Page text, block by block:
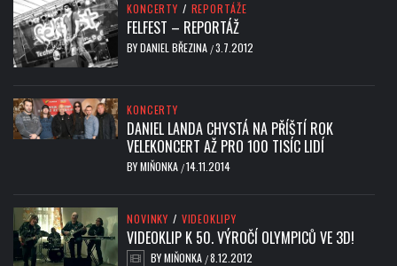
KONCERTY / REPORTÁŽE
FELFEST – REPORTÁŽ
BYDANIEL BŘEZINA /3.7.2012
KONCERTY
DANIEL LANDA CHYSTÁ NA PŘÍŠTÍ ROK
VELEKONCERT AŽ PRO 100 TISÍC LIDÍ
BYMIŇONKA /14.11.2014
NOVINKY / VIDEOKLIPY
VIDEOKLIP K 50. VÝROČÍ OLYMPICŮ VE 3D!
BYMIŇONKA /8.12.2012